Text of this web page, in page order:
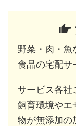
野菜・肉・魚
食品の宅配サ
サービス各社
飼育環境やエ
物が無添加の